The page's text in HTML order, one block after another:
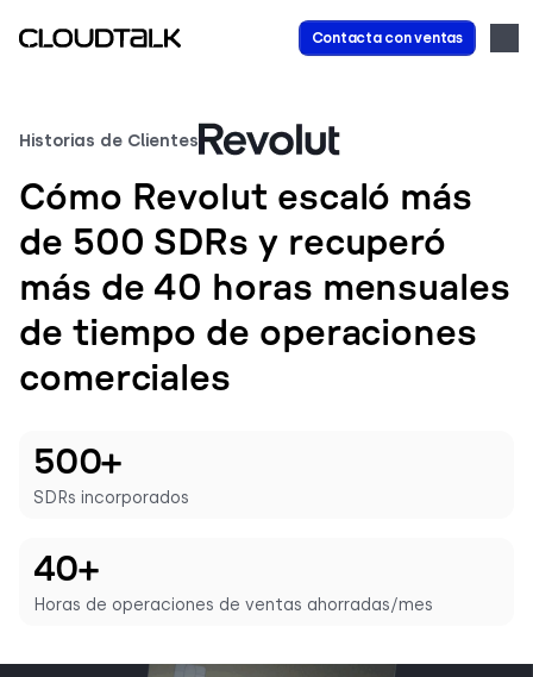
Contacta con ventas
Historias de Clientes
Cómo Revolut escaló más
de 500 SDRs y recuperó
más de 40 horas mensuales
de tiempo de operaciones
comerciales
500+
SDRs incorporados
40+
Horas de operaciones de ventas ahorradas/mes